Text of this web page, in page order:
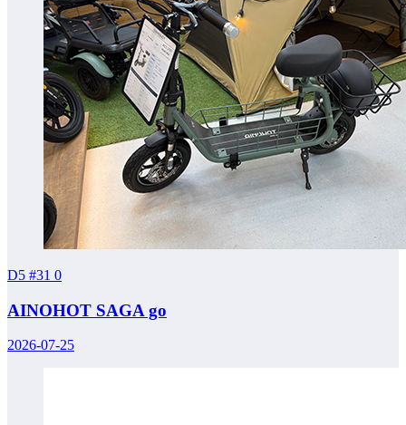
D5 #31 0
AINOHOT SAGA go
2026-07-25